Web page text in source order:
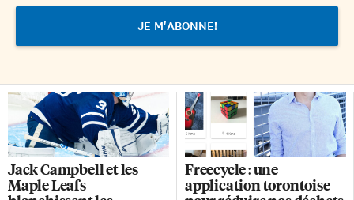
Jack Campbell et les
Maple Leafs
Freecycle : une
application torontoise